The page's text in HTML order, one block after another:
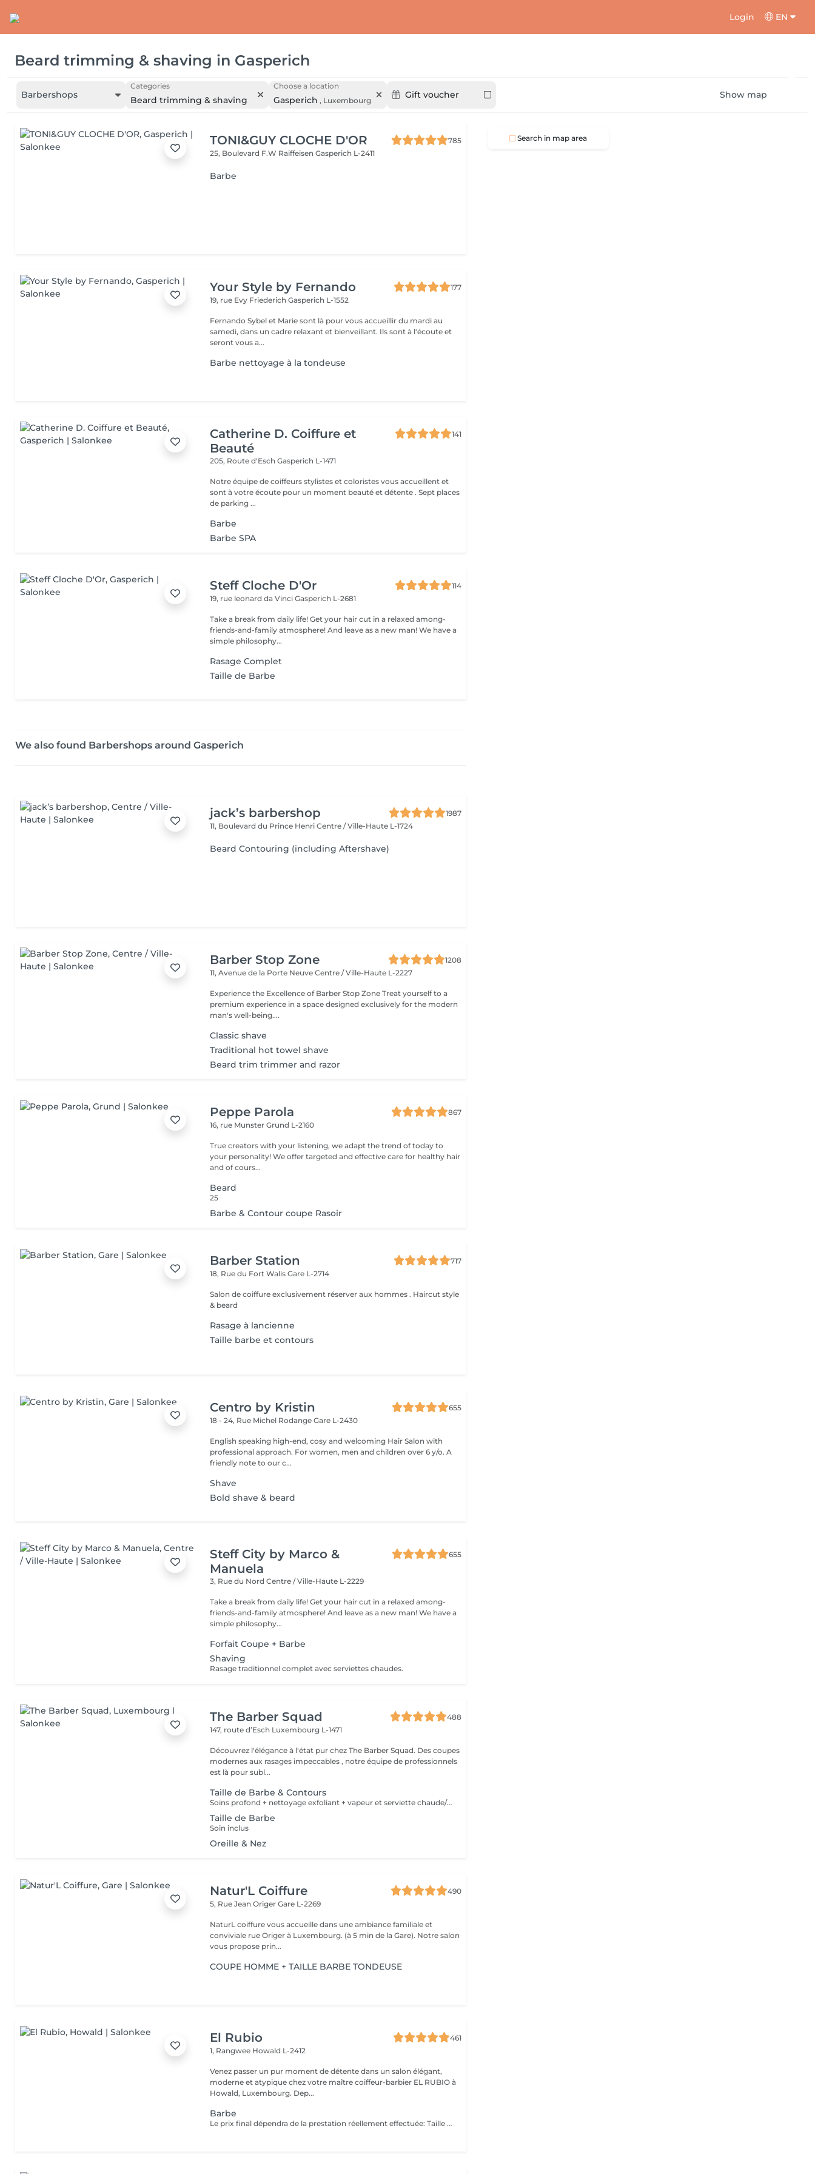
Login EN
Beard trimming & shaving in Gasperich
Barbershops
Categories
Beard trimming & shaving
Choose a location
Gasperich , Luxembourg
Gift voucher Show map
TONI&GUY CLOCHE D'OR
785
25, Boulevard F.W RaiffeisenGasperich L-2411
Barbe
Your Style by Fernando
177
19, rue Evy FriederichGasperich L-1552
Fernando Sybel et Marie sont là pour vous accueillir du mardi au
samedi, dans un cadre relaxant et bienveillant. Ils sont à l'écoute et
seront vous a...
Barbe nettoyage à la tondeuse
Catherine D. Coiffure et
Beauté
141
205, Route d'EschGasperich L-1471
Notre équipe de coiffeurs stylistes et coloristes vous accueillent et
sont à votre écoute pour un moment beauté et détente . Sept places
de parking ...
Barbe
Barbe SPA
Steff Cloche D'Or
114
19, rue leonard da VinciGasperich L-2681
Take a break from daily life! Get your hair cut in a relaxed among-
friends-and-family atmosphere! And leave as a new man! We have a
simple philosophy...
Rasage Complet
Taille de Barbe
We also found Barbershops around Gasperich
jack’s barbershop
1987
11, Boulevard du Prince HenriCentre / Ville-Haute L-1724
Beard Contouring (including Aftershave)
Barber Stop Zone
1208
11, Avenue de la Porte NeuveCentre / Ville-Haute L-2227
Experience the Excellence of Barber Stop Zone Treat yourself to a
premium experience in a space designed exclusively for the modern
man's well-being....
Classic shave
Traditional hot towel shave
Beard trim trimmer and razor
Peppe Parola
867
16, rue MunsterGrund L-2160
True creators with your listening, we adapt the trend of today to
your personality! We offer targeted and effective care for healthy hair
and of cours...
Beard
25
Barbe & Contour coupe Rasoir
Barber Station
717
18, Rue du Fort WalisGare L-2714
Salon de coiffure exclusivement réserver aux hommes . Haircut style
& beard
Rasage à lancienne
Taille barbe et contours
Centro by Kristin
655
18 - 24, Rue Michel RodangeGare L-2430
English speaking high-end, cosy and welcoming Hair Salon with
professional approach. For women, men and children over 6 y/o. A
friendly note to our c...
Shave
Bold shave & beard
Steff City by Marco &
Manuela
655
3, Rue du NordCentre / Ville-Haute L-2229
Take a break from daily life! Get your hair cut in a relaxed among-
friends-and-family atmosphere! And leave as a new man! We have a
simple philosophy...
Forfait Coupe + Barbe
Shaving
Rasage traditionnel complet avec serviettes chaudes.
The Barber Squad
488
147, route d’Esch Luxembourg L-1471
Découvrez l'élégance à l'état pur chez The Barber Squad. Des coupes
modernes aux rasages impeccables , notre équipe de professionnels
est là pour subl...
Taille de Barbe & Contours
Soins profond + nettoyage exfoliant + vapeur et serviette chaude/froide
Taille de Barbe
Soin inclus
Oreille & Nez
Natur'L Coiffure
490
5, Rue Jean OrigerGare L-2269
NaturL coiffure vous accueille dans une ambiance familiale et
conviviale rue Origer à Luxembourg. (à 5 min de la Gare). Notre salon
vous propose prin...
COUPE HOMME + TAILLE BARBE TONDEUSE
El Rubio
461
1, Rangwee Howald L-2412
Venez passer un pur moment de détente dans un salon élégant,
moderne et atypique chez votre maître coiffeur-barbier EL RUBIO à
Howald, Luxembourg. Dep...
Barbe
Le prix final dépendra de la prestation réellement effectuée: Taille barbe : 26 EUR Taille barbe avec rasage contours : 32.5 EUR Rasage complet avec soins : 32.5 EUR
Search in map area